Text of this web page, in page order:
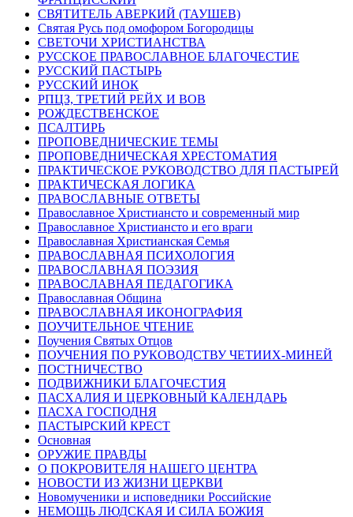
СВЯТИТЕЛЬ АВЕРКИЙ (ТАУШЕВ)
Святая Русь под омофором Богородицы
СВЕТОЧИ ХРИСТИАНСТВА
РУССКОЕ ПРАВОСЛАВНОЕ БЛАГОЧЕСТИЕ
РУССКИЙ ПАСТЫРЬ
РУССКИЙ ИНОК
РПЦЗ, ТРЕТИЙ РЕЙХ И ВОВ
РОЖДЕСТВЕНСКОЕ
ПСАЛТИРЬ
ПРОПОВЕДНИЧЕСКИЕ ТЕМЫ
ПРОПОВЕДНИЧЕСКАЯ ХРЕСТОМАТИЯ
ПРАКТИЧЕСКОЕ РУКОВОДСТВО ДЛЯ ПАСТЫРЕЙ
ПРАКТИЧЕСКАЯ ЛОГИКА
ПРАВОСЛАВНЫЕ ОТВЕТЫ
Православное Христиансто и современный мир
Православное Христиансто и его враги
Православная Христианская Семья
ПРАВОСЛАВНАЯ ПСИХОЛОГИЯ
ПРАВОСЛАВНАЯ ПОЭЗИЯ
ПРАВОСЛАВНАЯ ПЕДАГОГИКА
Православная Община
ПРАВОСЛАВНАЯ ИКОНОГРАФИЯ
ПОУЧИТЕЛЬНОЕ ЧТЕНИЕ
Поучения Святых Отцов
ПОУЧЕНИЯ ПО РУКОВОДСТВУ ЧЕТИИХ-МИНЕЙ
ПОСТНИЧЕСТВО
ПОДВИЖНИКИ БЛАГОЧЕСТИЯ
ПАСХАЛИЯ И ЦЕРКОВНЫЙ КАЛЕНДАРЬ
ПАСХА ГОСПОДНЯ
ПАСТЫРСКИЙ КРЕСТ
Основная
ОРУЖИЕ ПРАВДЫ
О ПОКРОВИТЕЛЯ НАШЕГО ЦЕНТРА
НОВОСТИ ИЗ ЖИЗНИ ЦЕРКВИ
Новомученики и исповедники Российские
НЕМОЩЬ ЛЮДСКАЯ И СИЛА БОЖИЯ